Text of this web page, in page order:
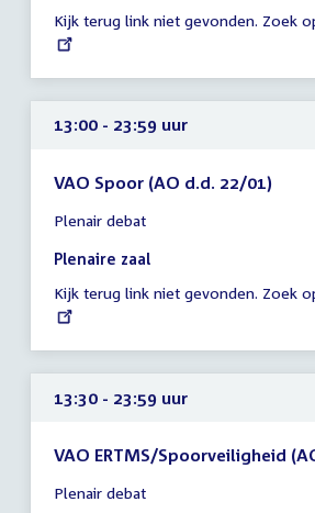
23:59
uur
Kijk terug link niet gevonden. Zoek
13:00 - 23:59 uur
VAO Spoor (AO d.d. 22/01)
vergadering
13:00
23:59
uur
Plenair debat
Plenaire zaal
Kijk terug link niet gevonden. Zoek
13:30 - 23:59 uur
VAO ERTMS/Spoorveiligheid
vergadering
Plenair debat